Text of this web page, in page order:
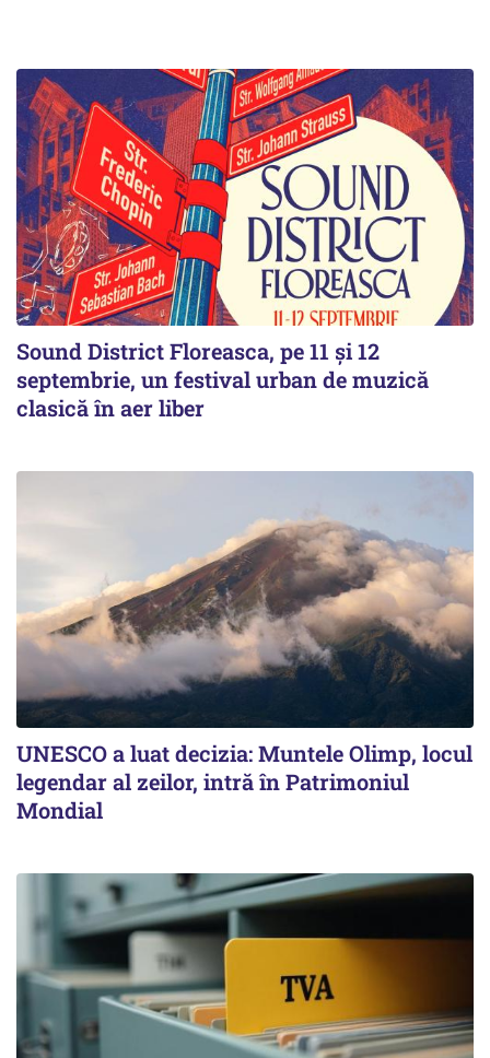
Sound District Floreasca, pe 11 și 12
septembrie, un festival urban de muzică
clasică în aer liber
UNESCO a luat decizia: Muntele Olimp, locul
legendar al zeilor, intră în Patrimoniul
Mondial